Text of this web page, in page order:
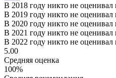
В 2018 году никто не
В 2019 году никто не
В 2020 году никто не
В 2021 году никто не
В 2022 году никто не
5.00
Средняя оценка
100%